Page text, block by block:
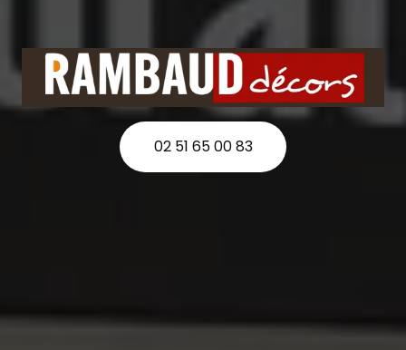
02 51 65 00 83